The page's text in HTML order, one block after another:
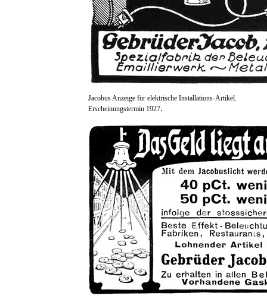
Jacobus Anzeige für elektrische Installations-Artikel.
Erscheinungstermin 1927.